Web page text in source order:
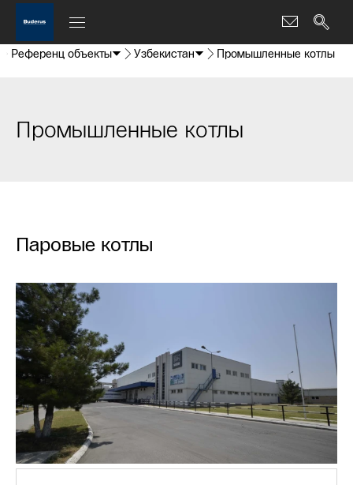
Референц объекты Узбекистан Промышленные котлы
Промышленные котлы
Паровые котлы